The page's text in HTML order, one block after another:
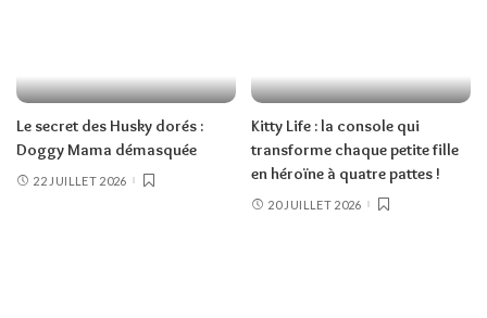
Le secret des Husky dorés :
Doggy Mama démasquée
22 JUILLET 2026
Kitty Life : la console qui
transforme chaque petite fille
en héroïne à quatre pattes !
20 JUILLET 2026